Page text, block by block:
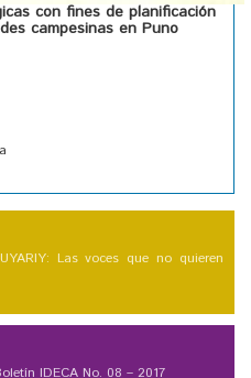
con fines de planificación
campesinas en Puno
UYARIY: Las voces que no quieren
IDECA No. 08 – 2017